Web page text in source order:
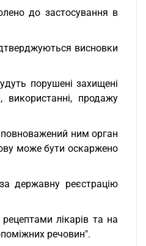
до застосування в
висновки
порушені захищені
використанні, продажу
ним орган
може бути оскаржено
державну реєстрацію
лікарів та на
речовин".